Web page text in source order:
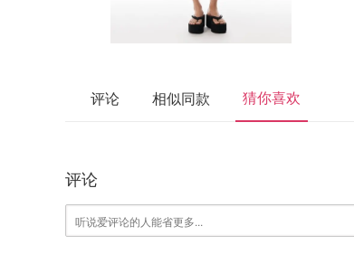
评论 相似同款 猜你喜欢
评论